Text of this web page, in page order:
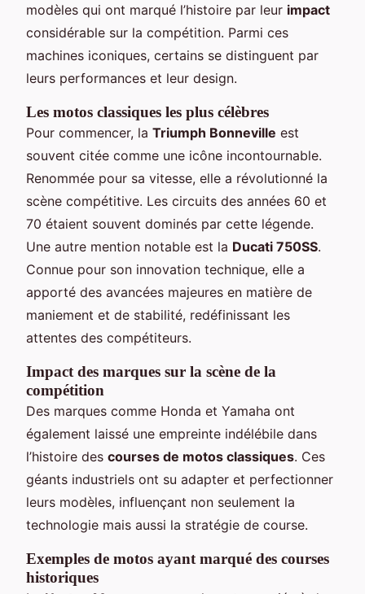
modèles qui ont marqué l’histoire par leur impact
considérable sur la compétition. Parmi ces
machines iconiques, certains se distinguent par
leurs performances et leur design.
Les motos classiques les plus célèbres
Pour commencer, la Triumph Bonneville est
souvent citée comme une icône incontournable.
Renommée pour sa vitesse, elle a révolutionné la
scène compétitive. Les circuits des années 60 et
70 étaient souvent dominés par cette légende.
Une autre mention notable est la Ducati 750SS.
Connue pour son innovation technique, elle a
apporté des avancées majeures en matière de
maniement et de stabilité, redéfinissant les
attentes des compétiteurs.
Impact des marques sur la scène de la
compétition
Des marques comme Honda et Yamaha ont
également laissé une empreinte indélébile dans
l’histoire des courses de motos classiques. Ces
géants industriels ont su adapter et perfectionner
leurs modèles, influençant non seulement la
technologie mais aussi la stratégie de course.
Exemples de motos ayant marqué des courses
historiques